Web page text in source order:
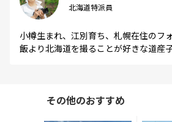
北海道特派員
小樽生まれ、江別育ち、札幌在住のフ
飯より北海道を撮ることが好きな道産
その他のおすすめ